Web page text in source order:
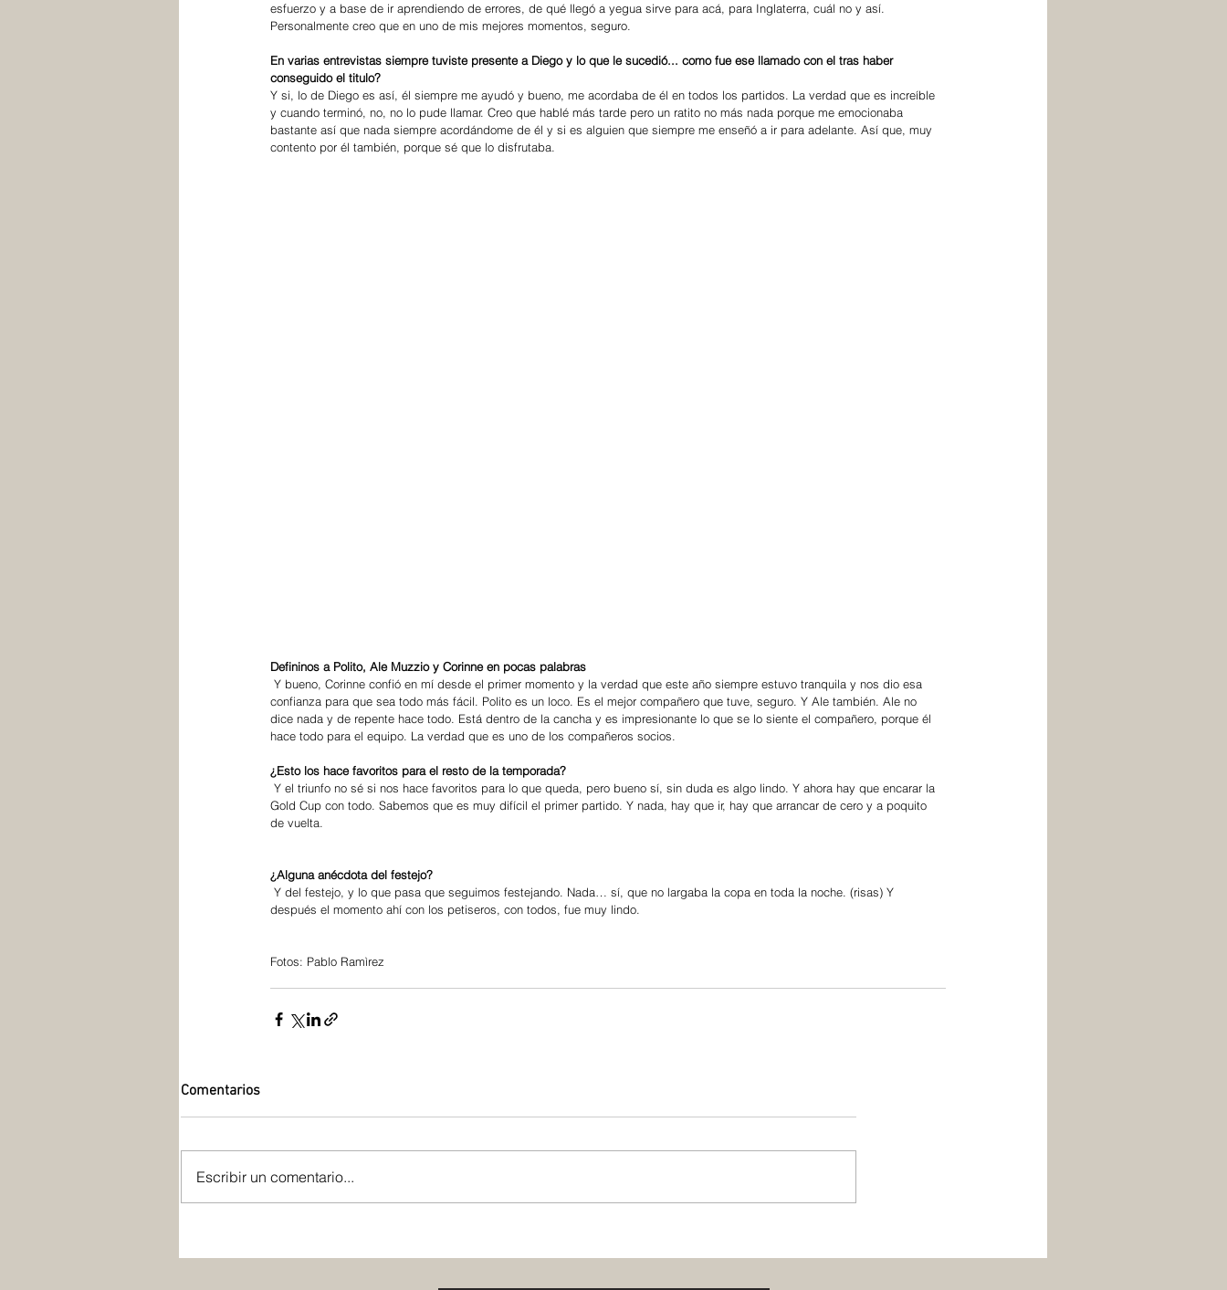
esfuerzo y a base de ir aprendiendo de errores, de qué llegó a yegua sirve para acá, para Inglaterra, cuál no y así.
Personalmente creo que en uno de mis mejores momentos, seguro.
En varias entrevistas siempre tuviste presente a Diego y lo que le sucedió... como fue ese llamado con el tras haber
conseguido el titulo?
Y si, lo de Diego es así, él siempre me ayudó y bueno, me acordaba de él en todos los partidos. La verdad que es increíble
y cuando terminó, no, no lo pude llamar. Creo que hablé más tarde pero un ratito no más nada porque me emocionaba
bastante así que nada siempre acordándome de él y si es alguien que siempre me enseñó a ir para adelante. Así que, muy
contento por él también, porque sé que lo disfrutaba.
Defininos a Polito, Ale Muzzio y Corinne en pocas palabras
confianza para que sea todo más fácil. Polito es un loco. Es el mejor compañero que tuve, seguro. Y Ale también. Ale no
dice nada y de repente hace todo. Está dentro de la cancha y es impresionante lo que se lo siente el compañero, porque él
hace todo para el equipo. La verdad que es uno de los compañeros socios.
¿Esto los hace favoritos para el resto de la temporada?
Gold Cup con todo. Sabemos que es muy difícil el primer partido. Y nada, hay que ir, hay que arrancar de cero y a poquito
de vuelta.
¿Alguna anécdota del festejo?
después el momento ahí con los petiseros, con todos, fue muy lindo.
Fotos: Pablo Ramìrez
Comentarios
Escribir un comentario...